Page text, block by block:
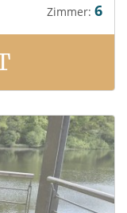
Zimmer: 6